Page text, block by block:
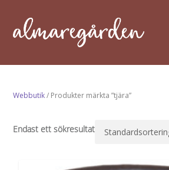
Webbutik/ Produkter märkta ”tjära”
Endast ett sökresultat